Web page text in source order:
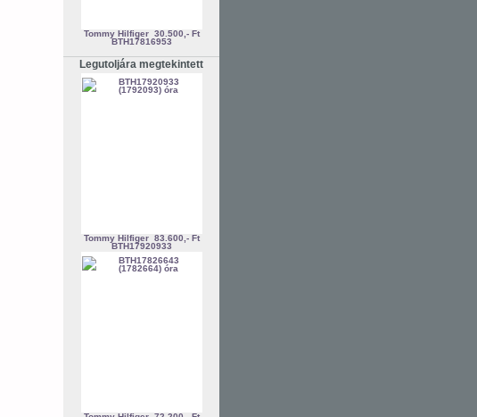
Tommy Hilfiger 30.500,- Ft
BTH17816953
Legutoljára megtekintett
Tommy Hilfiger 83.600,- Ft
BTH17920933